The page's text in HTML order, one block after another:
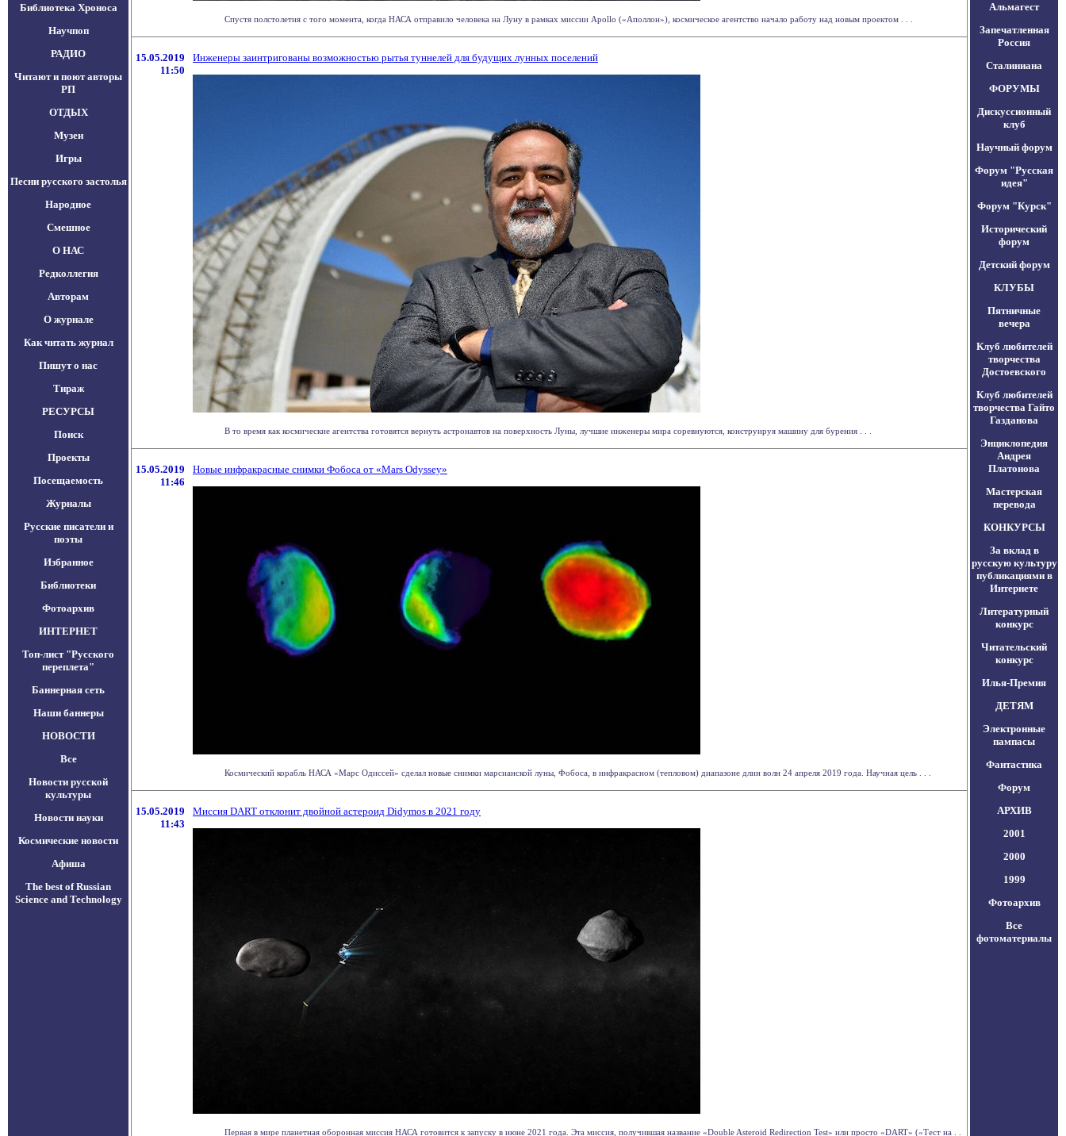
Библиотека Хроноса
Научпоп
РАДИО
Читают и поют авторы
РП
ОТДЫХ
Музеи
Игры
Песни русского застолья
Народное
Смешное
О НАС
Редколлегия
Авторам
О журнале
Как читать журнал
Пишут о нас
Тираж
РЕСУРСЫ
Поиск
Проекты
Посещаемость
Журналы
Русские писатели и
поэты
Избранное
Библиотеки
Фотоархив
ИНТЕРНЕТ
Топ-лист "Русского
переплета"
Баннерная сеть
Наши баннеры
НОВОСТИ
Все
Новости русской
культуры
Новости науки
Космические новости
Афиша
The best of Russian
Science and Technology
Спустя полстолетия с того момента, когда НАСА отправило человека на Луну в рамках миссии Apollo («Аполлон»), космическое агентство начало работу над новым проектом . . .
15.05.2019
11:50
Инженеры заинтригованы возможностью рытья туннелей для будущих лунных поселений
В то время как космические агентства готовятся вернуть астронавтов на поверхность Луны, лучшие инженеры мира соревнуются, конструируя машину для бурения . . .
15.05.2019
11:46
Новые инфракрасные снимки Фобоса от «Mars Odyssey»
Космический корабль НАСА «Марс Одиссей» сделал новые снимки марсианской луны, Фобоса, в инфракрасном (тепловом) диапазоне длин волн 24 апреля 2019 года. Научная цель . . .
15.05.2019
11:43
Миссия DART отклонит двойной астероид Didymos в 2021 году
Первая в мире планетная оборонная миссия НАСА готовится к запуску в июне 2021 года. Эта миссия, получившая название «Double Asteroid Redirection Test» или просто «DART» («Тест на . .
Альмагест
Запечатленная
Россия
Сталиниана
ФОРУМЫ
Дискуссионный
клуб
Научный форум
Форум "Русская
идея"
Форум "Курск"
Исторический
форум
Детский форум
КЛУБЫ
Пятничные
вечера
Клуб любителей
творчества
Достоевского
Клуб любителей
творчества Гайто
Газданова
Энциклопедия
Андрея
Платонова
Мастерская
перевода
КОНКУРСЫ
За вклад в
русскую культуру
публикациями в
Интернете
Литературный
конкурс
Читательский
конкурс
Илья-Премия
ДЕТЯМ
Электронные
пампасы
Фантастика
Форум
АРХИВ
2001
2000
1999
Фотоархив
Все
фотоматериалы